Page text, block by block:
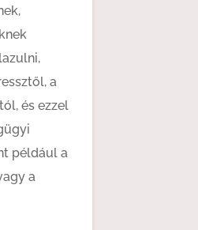
a
és ezzel
például a
a